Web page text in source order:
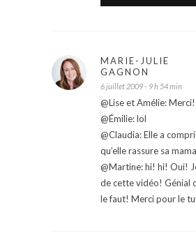
MARIE-JULIE
GAGNON
6 juillet 2009 - 9 h 54 min
@Lise et Amélie: Merci!
@Émilie: lol
@Claudia: Elle a
qu’elle rassure sa
@Martine: hi! hi! Oui!
de cette vidéo! Génial
le faut! Merci pour le